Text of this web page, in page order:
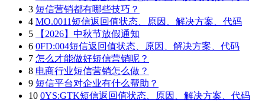
3 短信营销都有哪些技巧？
4 MO.0011短信返回值状态、原因、解决方案、代码
5
【2026】中秋节放假通知
6 0FD:004短信返回值状态、原因、解决方案、代码
7 怎么才能做好短信营销呢？
8 电商行业短信营销怎么做？
9 短信平台对企业有什么帮助？
10 0YS:GTK短信返回值状态、原因、解决方案、代码